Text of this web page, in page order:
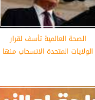
الصحة العالمية تأسف لقرار
الولايات المتحدة الانسحاب منها